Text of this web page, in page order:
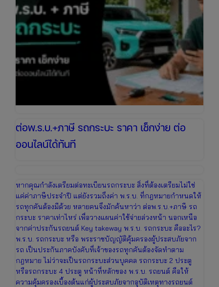
ต่อพ.ร.บ.+ภาษี รถกระบะ ราคา เช็กง่าย ต่อ
ออนไลน์ได้ทันที
หากคุณกำลังเตรียมต่อทะเบียนรถกระบะ สิ่งที่ต้องเตรียมไม่ใช่
แค่ค่าภาษีประจำปี แต่ยังรวมถึงค่า พ.ร.บ. ที่กฎหมายกำหนดให้
รถทุกคันต้องมีด้วย หลายคนจึงมักค้นหาว่า ต่อพ.ร.บ.+ภาษี รถ
กระบะ ราคาเท่าไหร่ เพื่อวางแผนค่าใช้จ่ายล่วงหน้า นอกเหนือ
จากค่าประกันรถยนต์ Key takeway พ.ร.บ. รถกระบะ คืออะไร?
พ.ร.บ. รถกระบะ หรือ พระราชบัญญัติคุ้มครองผู้ประสบภัยจาก
รถ เป็นประกันภาคบังคับที่เจ้าของรถทุกคันต้องจัดทำตาม
กฎหมาย ไม่ว่าจะเป็นรถกระบะส่วนบุคคล รถกระบะ 2 ประตู
หรือรถกระบะ 4 ประตู หน้าที่หลักของ พ.ร.บ. รถยนต์ คือให้
ความคุ้มครองเบื้องต้นแก่ผู้ประสบภัยจากอุบัติเหตุทางรถยนต์